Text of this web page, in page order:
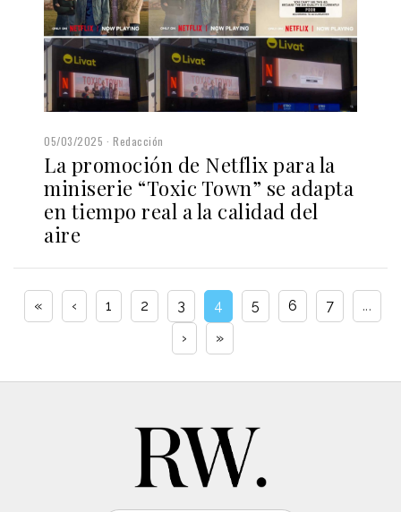
05/03/2025 Redacción
La promoción de Netflix para la
miniserie “Toxic Town” se adapta
en tiempo real a la calidad del
aire
« ‹ 1 2 3 4 5 6 7
...
›
»